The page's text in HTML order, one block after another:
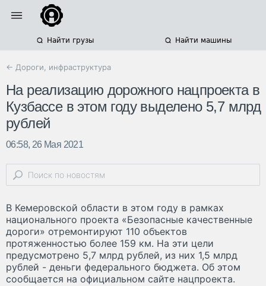
Найти грузы Найти машины
← Дороги, инфраструктура
На реализацию дорожного нацпроекта в
Кузбассе в этом году выделено 5,7 млрд
рублей
06:58, 26 Мая 2021
В Кемеровской области в этом году в рамках
национального проекта «Безопасные качественные
дороги» отремонтируют 110 объектов
протяженностью более 159 км. На эти цели
предусмотрено 5,7 млрд рублей, из них 1,5 млрд
рублей - деньги федерального бюджета. Об этом
сообщается на официальном сайте нацпроекта.